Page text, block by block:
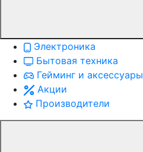
Электроника
Бытовая техника
Гейминг и аксессуары
Акции
Производители